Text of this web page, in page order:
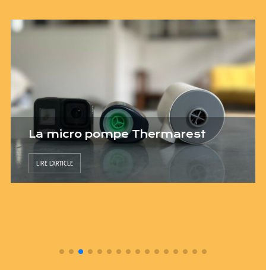
La micro pompe Thermarest
LIRE L'ARTICLE